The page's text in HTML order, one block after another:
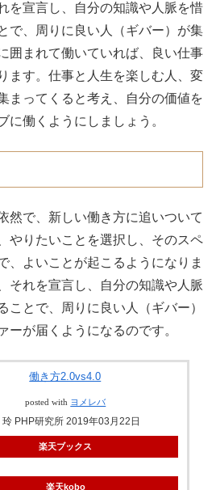
を宣言し、自分の知識や人脈を惜
で、周りに良い人（ギバー）が集
囲まれて働いていれば、良い仕事
ます。仕事と人生を楽しむ人、変
まってくると考え、自分の価値を
に働くようにしましょう。
然で、新しい働き方に追いついて
やりたいことを選択し、そのスペ
、よいことが起こるようになりま
それを宣言し、自分の知識や人脈
ことで、周りに良い人（ギバー）
ーが届くようになるのです。
働き方2.0vs4.0
posted with ヨメレバ
玲 PHP研究所 2019年03月22日
楽天ブックス
楽天kobo